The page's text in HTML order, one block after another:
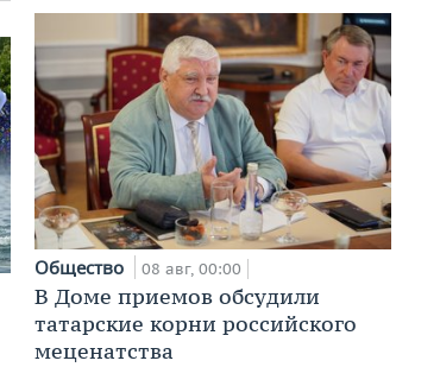
Общество 08 авг, 00:00
В Доме приемов обсудили
татарские корни российского
меценатства